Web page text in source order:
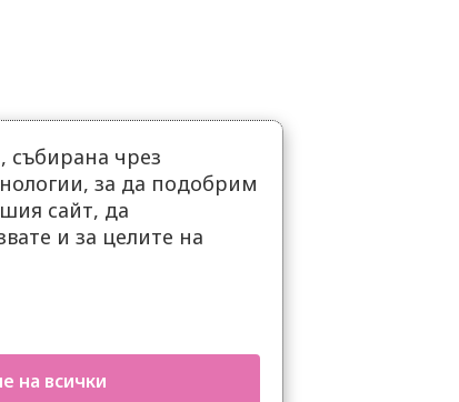
чрез
за да подобрим
сайт, да
и за целите на
на всички